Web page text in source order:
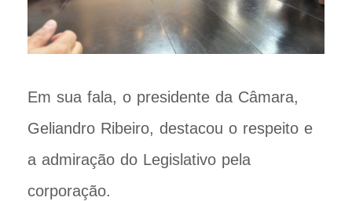
Em sua fala, o presidente da Câmara,
Geliandro Ribeiro, destacou o respeito e
a admiração do Legislativo pela
corporação.